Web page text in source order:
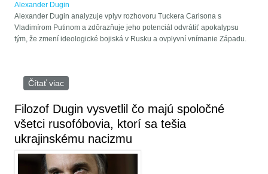
Alexander Dugin
Alexander Dugin analyzuje vplyv rozhovoru Tuckera Carlsona s
Vladimírom Putinom a zdôrazňuje jeho potenciál odvrátiť apokalypsu
tým, že zmení ideologické bojiská v Rusku a ovplyvní vnímanie Západu.
Čítať viac
Filozof Dugin vysvetlil čo majú spoločné
všetci rusofóbovia, ktorí sa tešia
ukrajinskému nacizmu